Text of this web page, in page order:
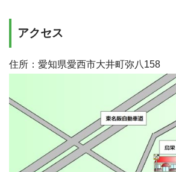
アクセス
住所：愛知県愛西市大井町弥八158